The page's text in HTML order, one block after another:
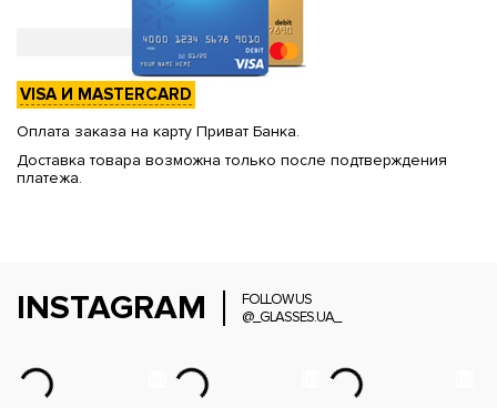
VISA И MASTERCARD
Оплата заказа на карту Приват Банка.
Доставка товара возможна только после подтверждения
платежа.
INSTAGRAM
FOLLOW US
@_GLASSES.UA_